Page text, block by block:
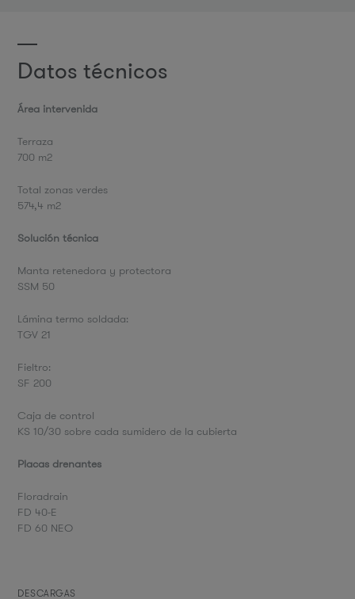
Datos técnicos
Área intervenida
Terraza
700 m2
Total zonas verdes
574,4 m2
Solución técnica
Manta retenedora y protectora
SSM 50
Lámina termo soldada:
TGV 21
Fieltro:
SF 200
Caja de control
KS 10/30 sobre cada sumidero de la cubierta
Placas drenantes
Floradrain
FD 40-E
FD 60 NEO
DESCARGAS